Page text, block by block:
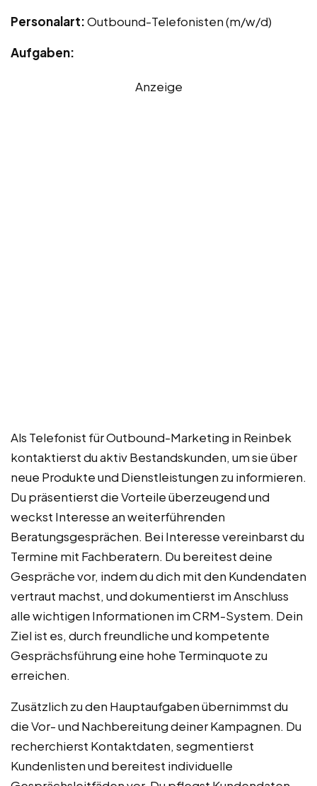
Personalart:Outbound-Telefonisten (m/w/d)
Aufgaben:
Anzeige
Als Telefonist für Outbound-Marketing in Reinbek
kontaktierst du aktiv Bestandskunden, um sie über
neue Produkte und Dienstleistungen zu informieren.
Du präsentierst die Vorteile überzeugend und
weckst Interesse an weiterführenden
Beratungsgesprächen. Bei Interesse vereinbarst du
Termine mit Fachberatern. Du bereitest deine
Gespräche vor, indem du dich mit den Kundendaten
vertraut machst, und dokumentierst im Anschluss
alle wichtigen Informationen im CRM-System. Dein
Ziel ist es, durch freundliche und kompetente
Gesprächsführung eine hohe Terminquote zu
erreichen.
Zusätzlich zu den Hauptaufgaben übernimmst du
die Vor- und Nachbereitung deiner Kampagnen. Du
recherchierst Kontaktdaten, segmentierst
Kundenlisten und bereitest individuelle